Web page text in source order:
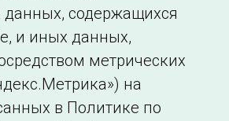
содержащихся
и иных данных,
метрических
на
в Политике по